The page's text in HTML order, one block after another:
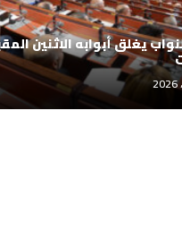
يغلق أبوابه الاثنين